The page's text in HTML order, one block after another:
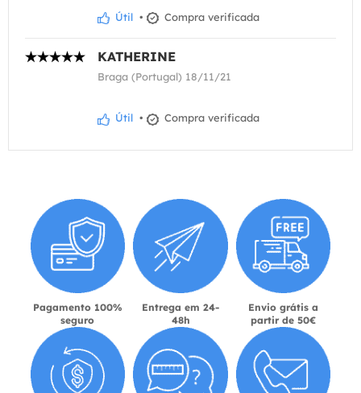
Útil • Compra verificada
KATHERINE
Braga (Portugal) 18/11/21
Útil • Compra verificada
Pagamento 100%
seguro
Entrega em 24-
48h
Envio grátis a
partir de 50€